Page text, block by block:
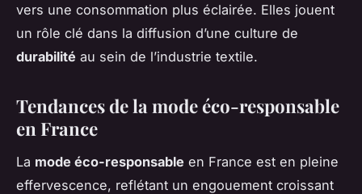
vers une consommation plus éclairée. Elles jouent
un rôle clé dans la diffusion d’une culture de
durabilité au sein de l’industrie textile.
Tendances de la mode éco-responsable
en France
La mode éco-responsable en France est en pleine
effervescence, reflétant un engouement croissant